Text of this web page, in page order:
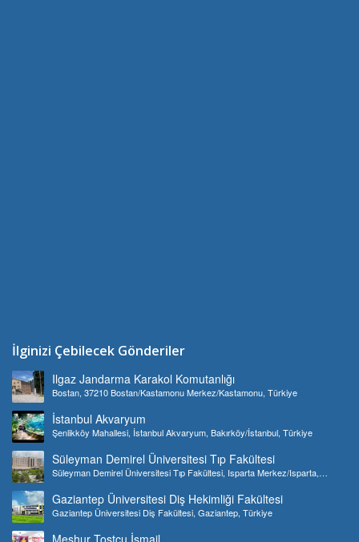
İlginizi Çebilecek Gönderiler
Ilgaz Jandarma Karakol Komutanlığı
Bostan, 37210 Bostan/Kastamonu Merkez/Kastamonu, Türkiye
İstanbul Akvaryum
Şenlikköy Mahallesi, İstanbul Akvaryum, Bakırköy/İstanbul, Türkiye
Süleyman Demirel Üniversitesi Tıp Fakültesi
Süleyman Demirel Üniversitesi Tıp Fakültesi, Isparta Merkez/Isparta,
Gaziantep Üniversitesi Diş Hekimliği Fakültesi
Gaziantep Üniversitesi Diş Fakültesi, Gaziantep, Türkiye